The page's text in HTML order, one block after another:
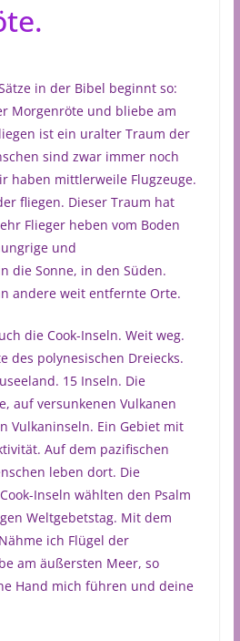
in der Bibel beginnt so:
Morgenröte und bliebe am
ist ein uralter Traum der
sind zwar immer noch
haben mittlerweile Flugzeuge.
fliegen. Dieser Traum hat
Flieger heben vom Boden
und
die Sonne, in den Süden.
andere weit entfernte Orte.
die Cook-Inseln. Weit weg.
des polynesischen Dreiecks.
15 Inseln. Die
auf versunkenen Vulkanen
Vulkaninseln. Ein Gebiet mit
Auf dem pazifischen
leben dort. Die
Inseln wählten den Psalm
Weltgebetstag. Mit dem
ich Flügel der
am äußersten Meer, so
Hand mich führen und deine